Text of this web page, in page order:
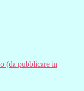
(da pubblicare in